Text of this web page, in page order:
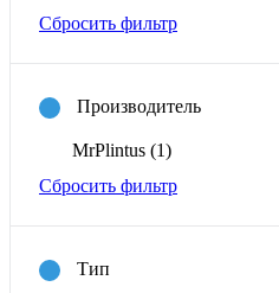
Сбросить фильтр
Производитель
MrPlintus (1)
Сбросить фильтр
Тип